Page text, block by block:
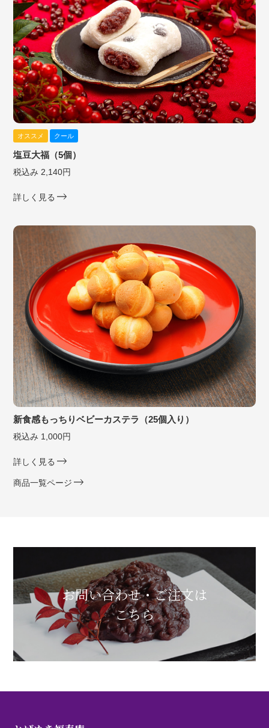
オススメ クール
塩豆大福（5個）
税込み 2,140円
詳しく見る
新食感もっちりベビーカステラ（25個入り）
税込み 1,000円
詳しく見る
商品一覧ページ
お問い合わせ・ご注文は
こちら